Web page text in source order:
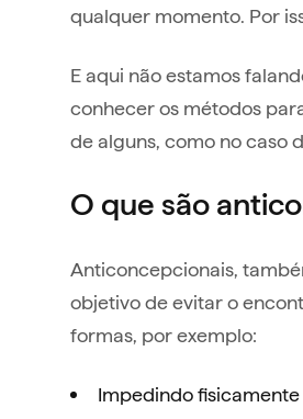
qualquer momento. Por
E aqui não estamos
conhecer os métodos
de alguns, como no caso
O que são
Anticoncepcionais,
objetivo de evitar o
formas, por exemplo:
Impedindo